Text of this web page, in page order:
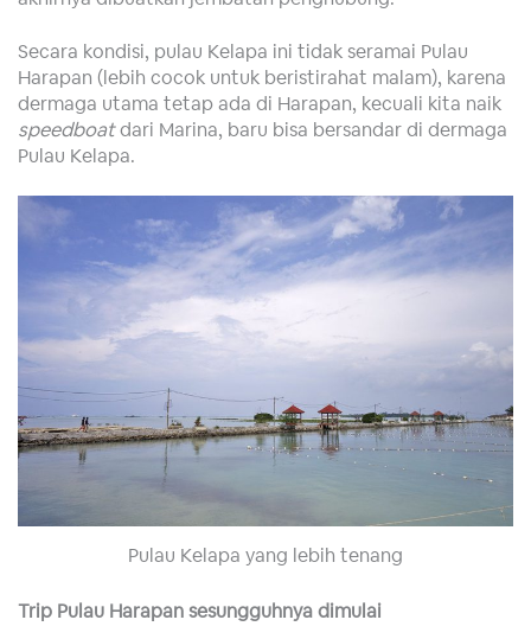
Secara kondisi, pulau Kelapa ini tidak seramai Pulau
Harapan (lebih cocok untuk beristirahat malam), karena
dermaga utama tetap ada di Harapan, kecuali kita naik
speedboatdari Marina, baru bisa bersandar di dermaga
Pulau Kelapa.
Pulau Kelapa yang lebih tenang
Trip Pulau Harapan sesungguhnya dimulai